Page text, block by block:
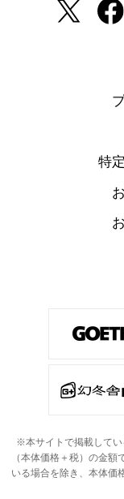
特
※本サイトで掲載して
（本体価格＋税）の金額
いる場合を除き、本体価